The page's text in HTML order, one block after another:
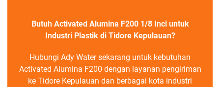
Butuh Activated Alumina F200 1/8 Inci untuk
Industri Plastik di Tidore Kepulauan?
Hubungi Ady Water sekarang untuk kebutuhan
Activated Alumina F200 dengan layanan pengiriman
ke Tidore Kepulauan dan berbagai kota industri